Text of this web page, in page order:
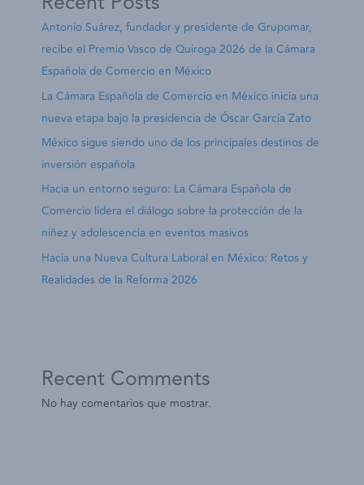
Antonio Suárez, fundador y presidente de Grupomar,
recibe el Premio Vasco de Quiroga 2026 de la Cámara
Española de Comercio en México
La Cámara Española de Comercio en México inicia una
nueva etapa bajo la presidencia de Óscar García Zato
México sigue siendo uno de los principales destinos de
inversión española
Hacia un entorno seguro: La Cámara Española de
Comercio lidera el diálogo sobre la protección de la
niñez y adolescencia en eventos masivos
Hacia una Nueva Cultura Laboral en México: Retos y
Realidades de la Reforma 2026
Recent Comments
No hay comentarios que mostrar.